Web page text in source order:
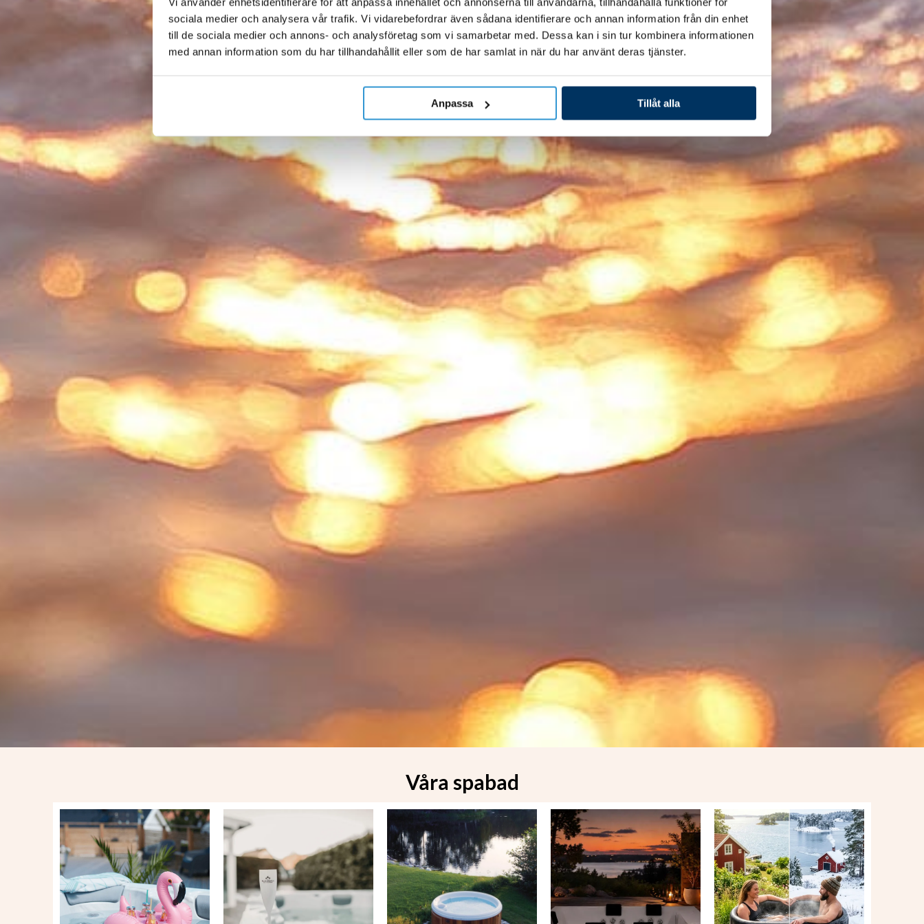
sociala medier och analysera vår trafik. Vi vidarebefordrar även sådana identifierare och annan information från din enhet
till de sociala medier och annons- och analysföretag som vi samarbetar med. Dessa kan i sin tur kombinera informationen
med annan information som du har tillhandahållit eller som de har samlat in när du har använt deras tjänster.
Anpassa Tillåt alla
Våra spabad